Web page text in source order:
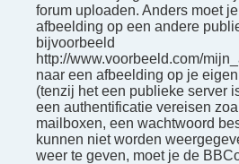
forum uploaden. Anders moet
afbeelding op een andere
bijvoorbeeld
http://www.voorbeeld.com/
naar een afbeelding op je
(tenzij het een publieke server
een authentificatie vereisen
mailboxen, een wachtwoord
kunnen niet worden
weer te geven, moet je de